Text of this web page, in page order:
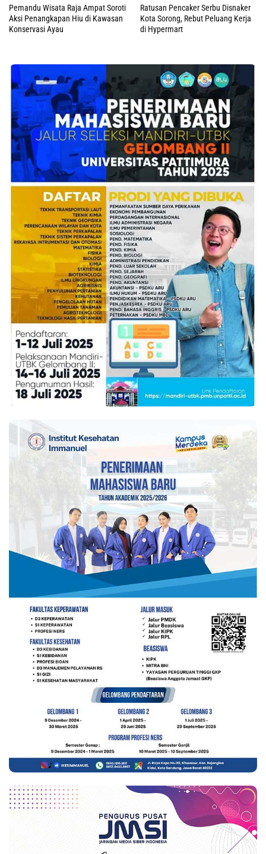
Pemandu Wisata Raja Ampat Soroti
Aksi Penangkapan Hiu di Kawasan
Konservasi Ayau
Ratusan Pencaker Serbu Disnaker
Kota Sorong, Rebut Peluang Kerja
di Hypermart